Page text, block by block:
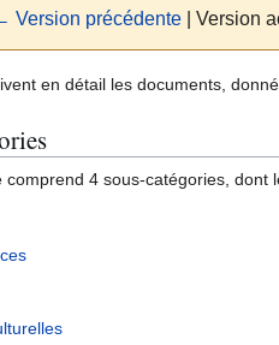
Version précédente| Version
en détail les documents,
comprend 4 sous-catégories, dont